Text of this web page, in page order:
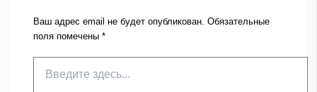
Ваш адрес email не будет опубликован. Обязательные
поля помечены *
здесь...